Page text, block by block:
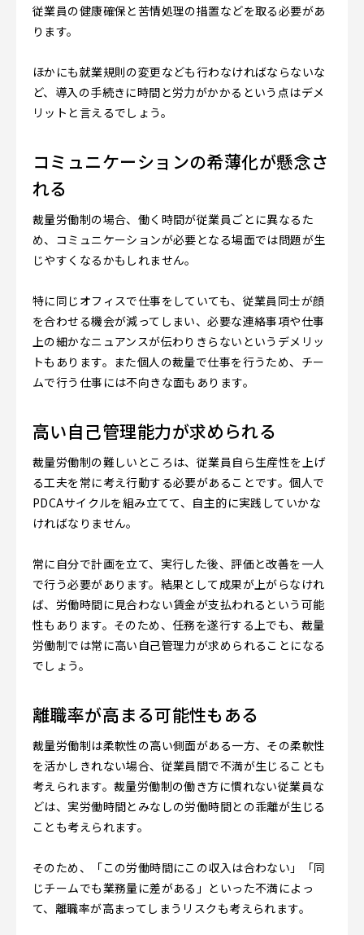
従業員の健康確保と苦情処理の措置などを取る必要があ
ります。
ほかにも就業規則の変更なども行わなければならないな
ど、導入の手続きに時間と労力がかかるという点はデメ
リットと言えるでしょう。
コミュニケーションの希薄化が懸念さ
れる
裁量労働制の場合、働く時間が従業員ごとに異なるた
め、コミュニケーションが必要となる場面では問題が生
じやすくなるかもしれません。
特に同じオフィスで仕事をしていても、従業員同士が顔
を合わせる機会が減ってしまい、必要な連絡事項や仕事
上の細かなニュアンスが伝わりきらないというデメリッ
トもあります。また個人の裁量で仕事を行うため、チー
ムで行う仕事には不向きな面もあります。
高い自己管理能力が求められる
裁量労働制の難しいところは、従業員自ら生産性を上げ
る工夫を常に考え行動する必要があることです。個人で
PDCAサイクルを組み立てて、自主的に実践していかな
ければなりません。
常に自分で計画を立て、実行した後、評価と改善を一人
で行う必要があります。結果として成果が上がらなけれ
ば、労働時間に見合わない賃金が支払われるという可能
性もあります。そのため、任務を遂行する上でも、裁量
労働制では常に高い自己管理力が求められることになる
でしょう。
離職率が高まる可能性もある
裁量労働制は柔軟性の高い側面がある一方、その柔軟性
を活かしきれない場合、従業員間で不満が生じることも
考えられます。裁量労働制の働き方に慣れない従業員な
どは、実労働時間とみなしの労働時間との乖離が生じる
ことも考えられます。
そのため、「この労働時間にこの収入は合わない」「同
じチームでも業務量に差がある」といった不満によっ
て、離職率が高まってしまうリスクも考えられます。